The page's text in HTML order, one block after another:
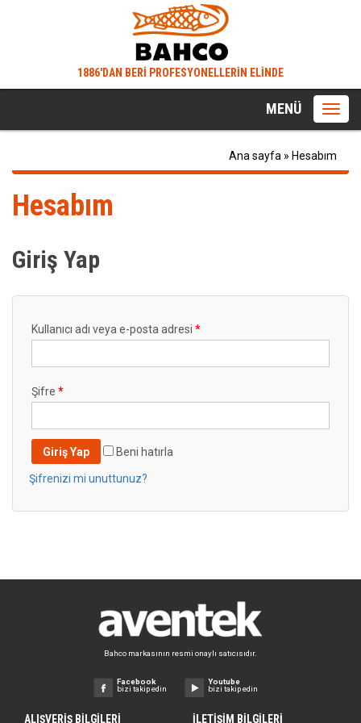
1886'DAN BERİ PROFESYONELLERİN ELİNDE
MENÜ
Ana sayfa » Hesabım
Hesabım
Giriş Yap
Kullanıcı adı veya e-posta adresi *
Şifre *
Giriş Yap Beni hatırla
Şifrenizi mi unuttunuz?
Bahco markasının resmi onaylı satıcısıdır.
Facebook
bizi takip edin
Youtube
bizi takip edin
ALIŞVERİŞ BİLGİLERİ İLETİŞİM BİLGİLERİ